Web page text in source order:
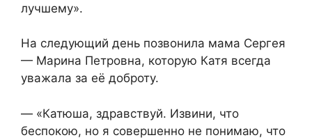
лучшему».
На следующий день позвонила мама Сергея
— Марина Петровна, которую Катя всегда
уважала за её доброту.
— «Катюша, здравствуй. Извини, что
беспокою, но я совершенно не понимаю, что